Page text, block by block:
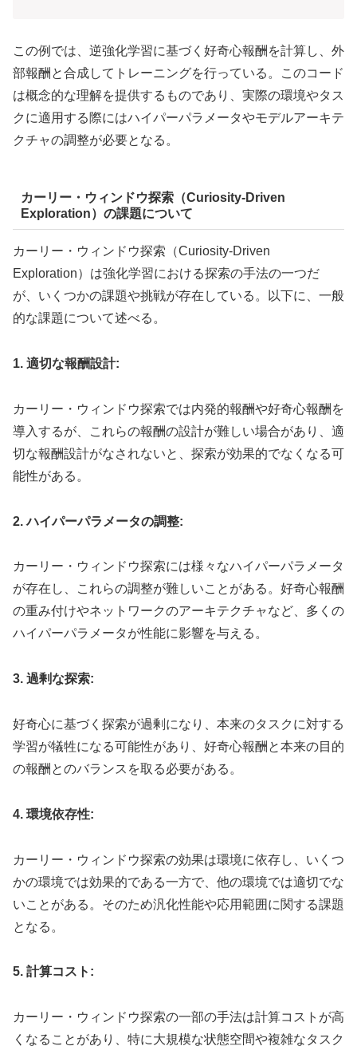
この例では、逆強化学習に基づく好奇心報酬を計算し、外
部報酬と合成してトレーニングを行っている。このコード
は概念的な理解を提供するものであり、実際の環境やタス
クに適用する際にはハイパーパラメータやモデルアーキテ
クチャの調整が必要となる。
カーリー・ウィンドウ探索（Curiosity-Driven
Exploration）の課題について
カーリー・ウィンドウ探索（Curiosity-Driven
Exploration）は強化学習における探索の手法の一つだ
が、いくつかの課題や挑戦が存在している。以下に、一般
的な課題について述べる。
1. 適切な報酬設計:
カーリー・ウィンドウ探索では内発的報酬や好奇心報酬を
導入するが、これらの報酬の設計が難しい場合があり、適
切な報酬設計がなされないと、探索が効果的でなくなる可
能性がある。
2. ハイパーパラメータの調整:
カーリー・ウィンドウ探索には様々なハイパーパラメータ
が存在し、これらの調整が難しいことがある。好奇心報酬
の重み付けやネットワークのアーキテクチャなど、多くの
ハイパーパラメータが性能に影響を与える。
3. 過剰な探索:
好奇心に基づく探索が過剰になり、本来のタスクに対する
学習が犠牲になる可能性があり、好奇心報酬と本来の目的
の報酬とのバランスを取る必要がある。
4. 環境依存性:
カーリー・ウィンドウ探索の効果は環境に依存し、いくつ
かの環境では効果的である一方で、他の環境では適切でな
いことがある。そのため汎化性能や応用範囲に関する課題
となる。
5. 計算コスト:
カーリー・ウィンドウ探索の一部の手法は計算コストが高
くなることがあり、特に大規模な状態空間や複雑なタスク